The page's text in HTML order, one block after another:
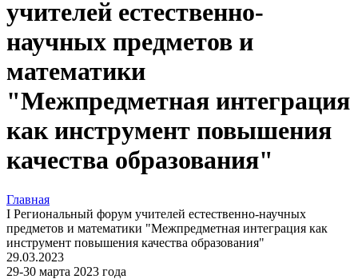
учителей естественно-
научных предметов и
математики
"Межпредметная интеграция
как инструмент повышения
качества образования"
Главная
I Региональный форум учителей естественно-научных
предметов и математики "Межпредметная интеграция как
инструмент повышения качества образования"
29.03.2023
29-30 марта 2023 года